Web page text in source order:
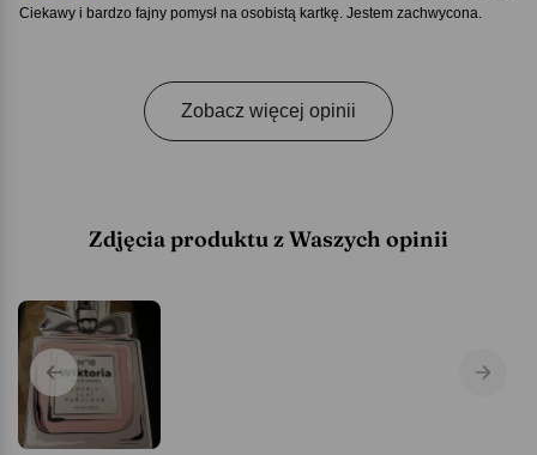
Ciekawy i bardzo fajny pomysł na osobistą kartkę. Jestem zachwycona.
Zobacz więcej opinii
Zdjęcia produktu z Waszych opinii